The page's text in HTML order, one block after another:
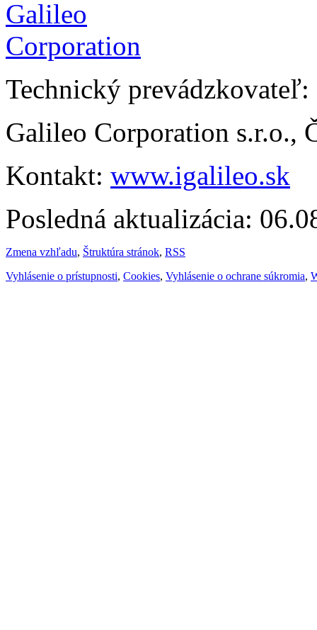
Technický prevádzkovateľ:
Galileo Corporation s.r.o.,
Kontakt: www.igalileo.sk
Posledná aktualizácia:
Zmena vzhľadu, Štruktúra stránok, RSS
Vyhlásenie o prístupnosti, Cookies, Vyhlásenie o ochrane súkromia,